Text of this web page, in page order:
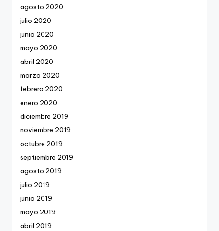
agosto 2020
julio 2020
junio 2020
mayo 2020
abril 2020
marzo 2020
febrero 2020
enero 2020
diciembre 2019
noviembre 2019
octubre 2019
septiembre 2019
agosto 2019
julio 2019
junio 2019
mayo 2019
abril 2019